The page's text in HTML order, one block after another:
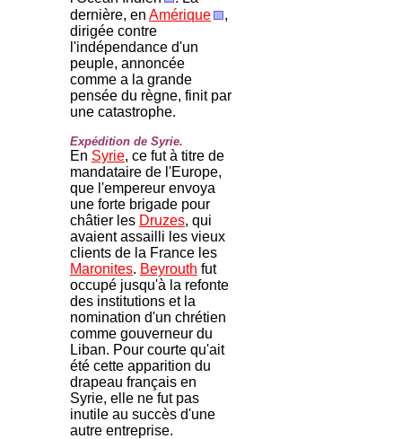
dernière, en Amérique
,
dirigée contre
l'indépendance d'un
peuple, annoncée
comme a la grande
pensée du règne, finit par
une catastrophe.
Expédition de Syrie.
En Syrie, ce fut à titre de
mandataire de l'Europe,
que l'empereur envoya
une forte brigade pour
châtier les Druzes, qui
avaient assailli les vieux
clients de la France les
Maronites. Beyrouth fut
occupé jusqu'à la refonte
des institutions et la
nomination d'un chrétien
comme gouverneur du
Liban. Pour courte qu'ait
été cette apparition du
drapeau français en
Syrie, elle ne fut pas
inutile au succès d'une
autre entreprise.